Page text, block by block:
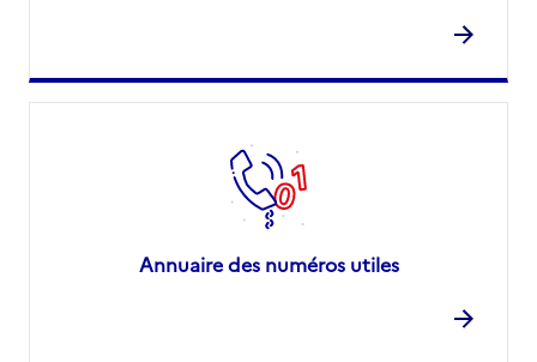
Annuaire des numéros utiles